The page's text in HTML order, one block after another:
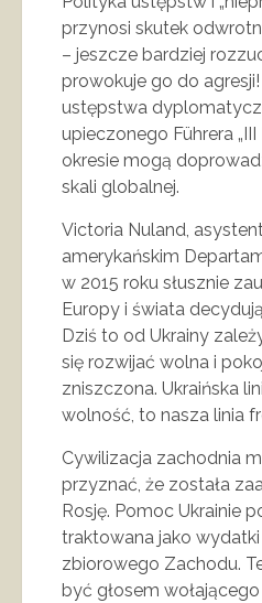
przynosi skutek
– jeszcze bardziej
prowokuje go do
ustępstwa
upieczonego Führera
okresie mogą
skali globalnej.
Victoria Nuland,
amerykańskim
w 2015 roku słusznie
Europy i świata
Dziś to od Ukrainy
się rozwijać wolna i
zniszczona. Ukraińska
wolność, to nasza linia
Cywilizacja zachodnia
przyznać, że została
Rosję. Pomoc Ukrainie
traktowana jako
zbiorowego Zachodu.
być głosem